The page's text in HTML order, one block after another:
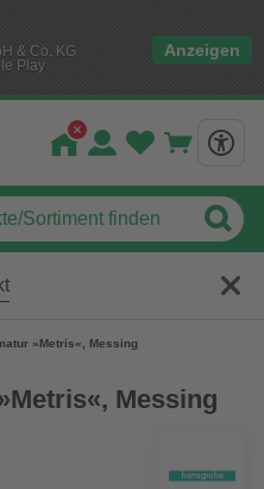
& Co. KG
Play
Anzeigen
»Metris«, Messing
Messing